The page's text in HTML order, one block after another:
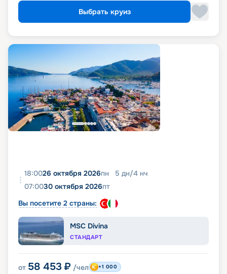
Выбрать круиз
18:0026 октября 2026пн 5 дн/4 нч
07:0030 октября 2026пт
Вы посетите 2 страны:
MSC Divina
СТАНДАРТ
от 58 453 ₽ /чел +1 000